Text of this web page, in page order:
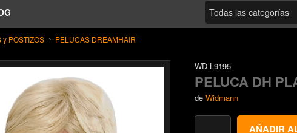
y POSTIZOS PELUCAS DREAMHAIR
WD-L9195
PELUCA DH
de Widmann